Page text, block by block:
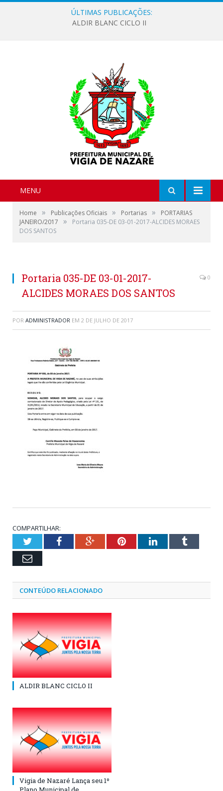
ÚLTIMAS PUBLICAÇÕES:
ALDIR BLANC CICLO II
MENU
Home » Publicações Oficiais » Portarias »
PORTARIAS
JANEIRO/2017
»
Portaria 035-DE 03-01-2017-ALCIDES MORAES
DOS SANTOS
Portaria 035-DE 03-01-2017-
ALCIDES MORAES DOS SANTOS
0
POR ADMINISTRADOR EM 2 DE JULHO DE 2017
COMPARTILHAR:
TwitterFacebookGoogle+PinterestLinkedInTumblr
Email
CONTEÚDO RELACIONADO
ALDIR BLANC CICLO II
Vigia de Nazaré Lança seu 1º